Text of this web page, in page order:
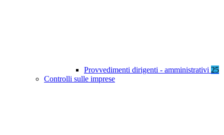
Provvedimenti dirigenti - amministrativi 25
Controlli sulle imprese